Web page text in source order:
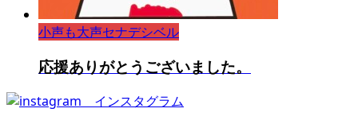
小声も大声セナデシベル
応援ありがとうございました。